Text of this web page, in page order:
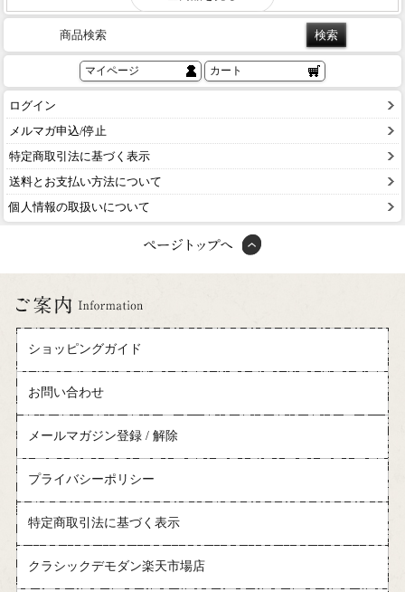
商品検索
マイページ カート
ログイン
メルマガ申込/停止
特定商取引法に基づく表示
送料とお支払い方法について
個人情報の取扱いについて
ショッピングガイド
お問い合わせ
メールマガジン登録 / 解除
プライバシーポリシー
特定商取引法に基づく表示
クラシックデモダン楽天市場店